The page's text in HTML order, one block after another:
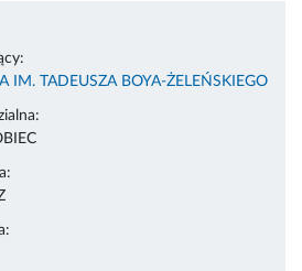
IM. TADEUSZA BOYA-ŻELEŃSKIEGO